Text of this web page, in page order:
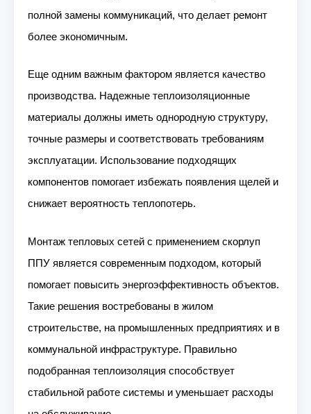
полной замены коммуникаций, что делает ремонт
более экономичным.
Еще одним важным фактором является качество
производства. Надежные теплоизоляционные
материалы должны иметь однородную структуру,
точные размеры и соответствовать требованиям
эксплуатации. Использование подходящих
компонентов помогает избежать появления щелей и
снижает вероятность теплопотерь.
Монтаж тепловых сетей с применением скорлуп
ППУ является современным подходом, который
помогает повысить энергоэффективность объектов.
Такие решения востребованы в жилом
строительстве, на промышленных предприятиях и в
коммунальной инфраструктуре. Правильно
подобранная теплоизоляция способствует
стабильной работе системы и уменьшает расходы